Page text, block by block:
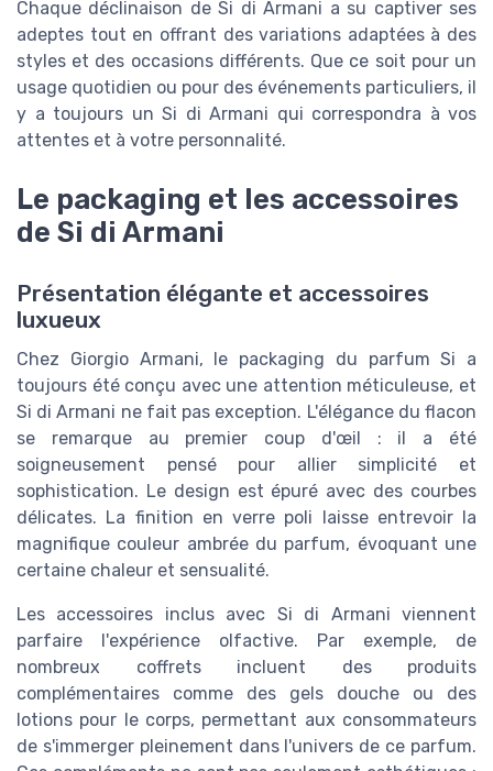
Chaque déclinaison de Si di Armani a su captiver ses
adeptes tout en offrant des variations adaptées à des
styles et des occasions différents. Que ce soit pour un
usage quotidien ou pour des événements particuliers, il
y a toujours un Si di Armani qui correspondra à vos
attentes et à votre personnalité.
Le packaging et les accessoires
de Si di Armani
Présentation élégante et accessoires
luxueux
Chez Giorgio Armani, le packaging du parfum Si a
toujours été conçu avec une attention méticuleuse, et
Si di Armani ne fait pas exception. L'élégance du flacon
se remarque au premier coup d'œil : il a été
soigneusement pensé pour allier simplicité et
sophistication. Le design est épuré avec des courbes
délicates. La finition en verre poli laisse entrevoir la
magnifique couleur ambrée du parfum, évoquant une
certaine chaleur et sensualité.
Les accessoires inclus avec Si di Armani viennent
parfaire l'expérience olfactive. Par exemple, de
nombreux coffrets incluent des produits
complémentaires comme des gels douche ou des
lotions pour le corps, permettant aux consommateurs
de s'immerger pleinement dans l'univers de ce parfum.